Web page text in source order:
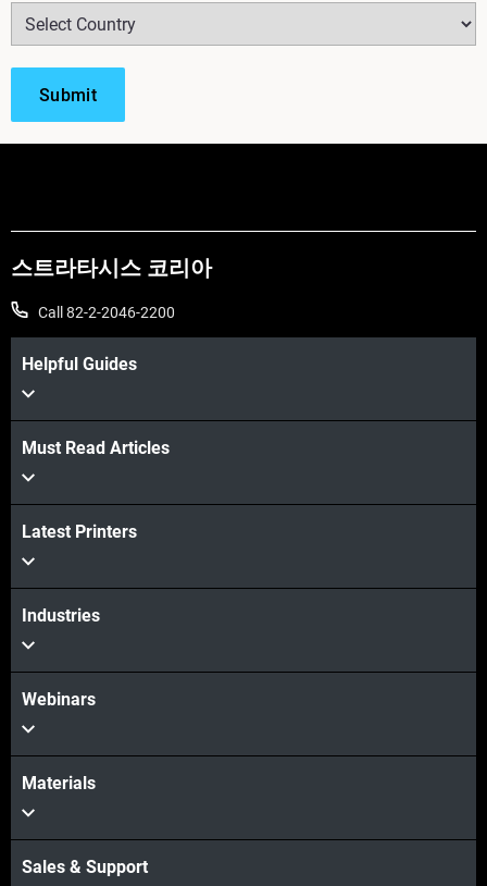
스트라타시스 코리아
Call 82-2-2046-2200
Helpful Guides
Must Read Articles
Latest Printers
Industries
Webinars
Materials
Sales & Support